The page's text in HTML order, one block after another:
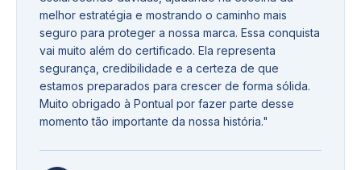
melhor estratégia e mostrando o caminho mais
seguro para proteger a nossa marca. Essa conquista
vai muito além do certificado. Ela representa
segurança, credibilidade e a certeza de que
estamos preparados para crescer de forma sólida.
Muito obrigado à Pontual por fazer parte desse
momento tão importante da nossa história."